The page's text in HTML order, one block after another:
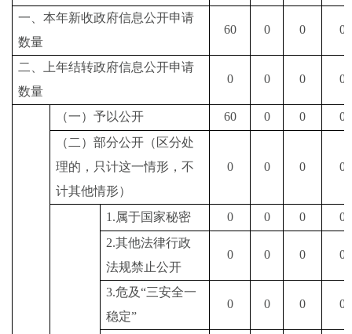
一、本年新收政府信息公开申请
数量
60 0 0 0
二、上年结转政府信息公开申请
数量
0 0 0 0
（一）予以公开 60 0 0
0
（二）部分公开（区分处
理的，只计这一情形，不
计其他情形）
0 0 0 0
1.属于国家秘密 0 0 0
0
2.其他法律行政
法规禁止公开
0 0 0 0
3.危及“三安全一
稳定”
0 0 0 0